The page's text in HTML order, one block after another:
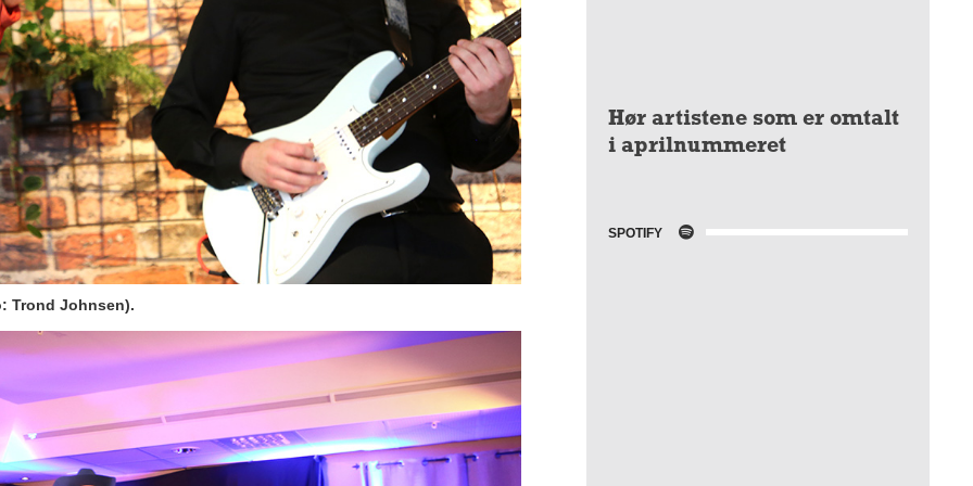
Trond Johnsen).
Hør artistene som er omtalt
i aprilnummeret
SPOTIFY